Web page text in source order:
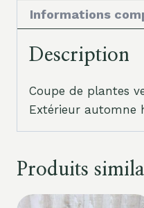
Informations
Description
Coupe de plantes
Extérieur automne
Produits